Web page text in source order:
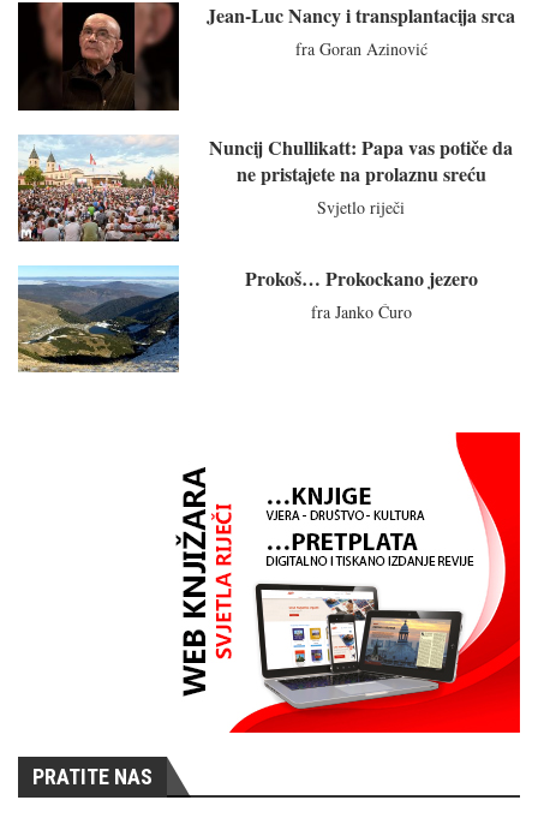
Jean-Luc Nancy i transplantacija srca
fra Goran Azinović
Nuncij Chullikatt: Papa vas potiče da
ne pristajete na prolaznu sreću
Svjetlo riječi
Prokoš… Prokockano jezero
fra Janko Ćuro
PRATITE NAS